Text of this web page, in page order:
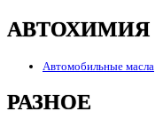
АВТОХИМИЯ
Автомобильные масла
РАЗНОЕ